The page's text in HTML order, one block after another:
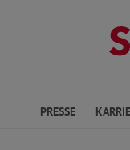
PRESSE